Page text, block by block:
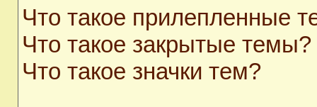
Что такое прилепленные
Что такое закрытые темы?
Что такое значки тем?